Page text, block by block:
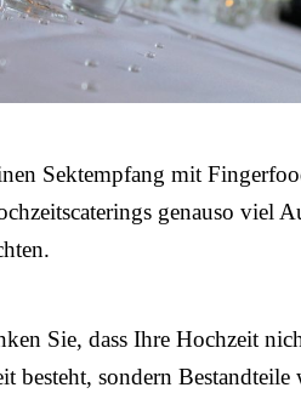
Sektempfang mit
genauso viel
Sie, dass Ihre Hochzeit
besteht, sondern